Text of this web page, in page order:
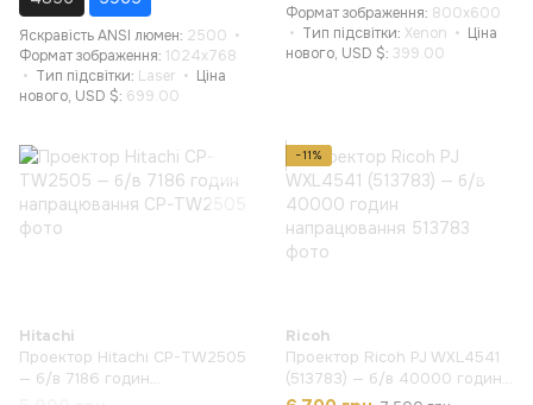
Яскравість ANSI люмен 2500
Формат зображення 1024x768
Тип підсвітки Laser
Ціна
нового, USD $ 699.00
Формат зображення 800x600
Тип підсвітки Xenon
Ціна
нового, USD $ 399.00
Hitachi
Проектор Hitachi CP-TW2505
— б/в 7186 годин
−11%
Ricoh
Проектор Ricoh PJ WXL4541
(513783) — б/в 40000 годин
напрацювання